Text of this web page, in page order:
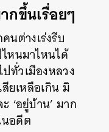
ขึ้นเรื่อยๆ
นต่างเร่งรีบ
หนมาไหนได้
ทั่วเมืองหลวง
ยเหลือเกิน มิ
‘อยู่บ้าน’ มาก
อดีต